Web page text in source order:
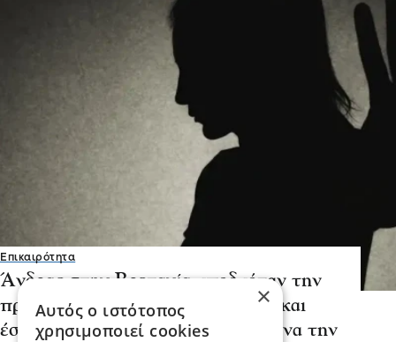
Επικαιρότητα
Άνδρας στην Βρετανία υποδυόταν την
πρώην σύντροφό του στο Tinder και
έστελνε αγνώστους σπίτι της για να την
×
Αυτός ο ιστότοπος
χρησιμοποιεί cookies